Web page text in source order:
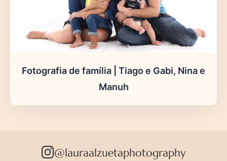
Fotografia de família | Tiago e Gabi, Nina e
Manuh
@lauraalzuetaphotography